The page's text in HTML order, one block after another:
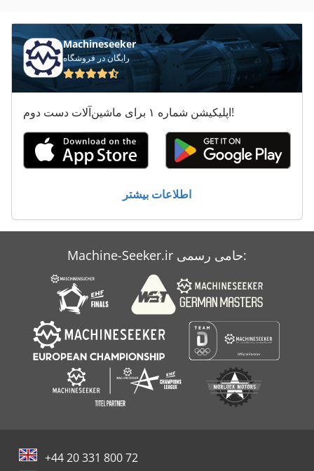
International 733
Kgs 1670
سیستم خنک کننده
سیستم فیلتر جمع و جور
معاون 200 Mm
Machineseeker
رایگان در فروشگاه
اپلیکیشن شماره ۱ برای ماشین‌آلات دست دوم!
اطلاعات بیشتر
Machine-Seeker.ir حامی رسمی:
+44 20 331 800 72